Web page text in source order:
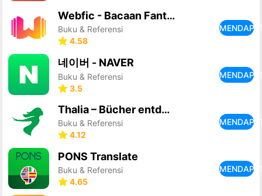
Webfic - Bacaan Fantastis
Buku & Referensi
4.58
네이버 - NAVER
Buku & Referensi
3.5
Thalia – Bücher entdecken
Buku & Referensi
4.12
PONS Translate
Buku & Referensi
4.65